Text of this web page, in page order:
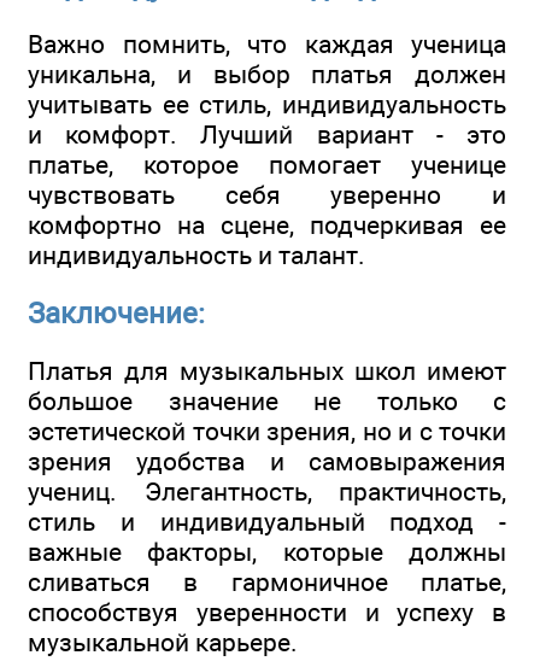
Важно помнить, что каждая ученица
уникальна, и выбор платья должен
учитывать ее стиль, индивидуальность
и комфорт. Лучший вариант - это
платье, которое помогает ученице
чувствовать себя уверенно и
комфортно на сцене, подчеркивая ее
индивидуальность и талант.
Заключение:
Платья для музыкальных школ имеют
большое значение не только с
эстетической точки зрения, но и с точки
зрения удобства и самовыражения
учениц. Элегантность, практичность,
стиль и индивидуальный подход -
важные факторы, которые должны
сливаться в гармоничное платье,
способствуя уверенности и успеху в
музыкальной карьере.